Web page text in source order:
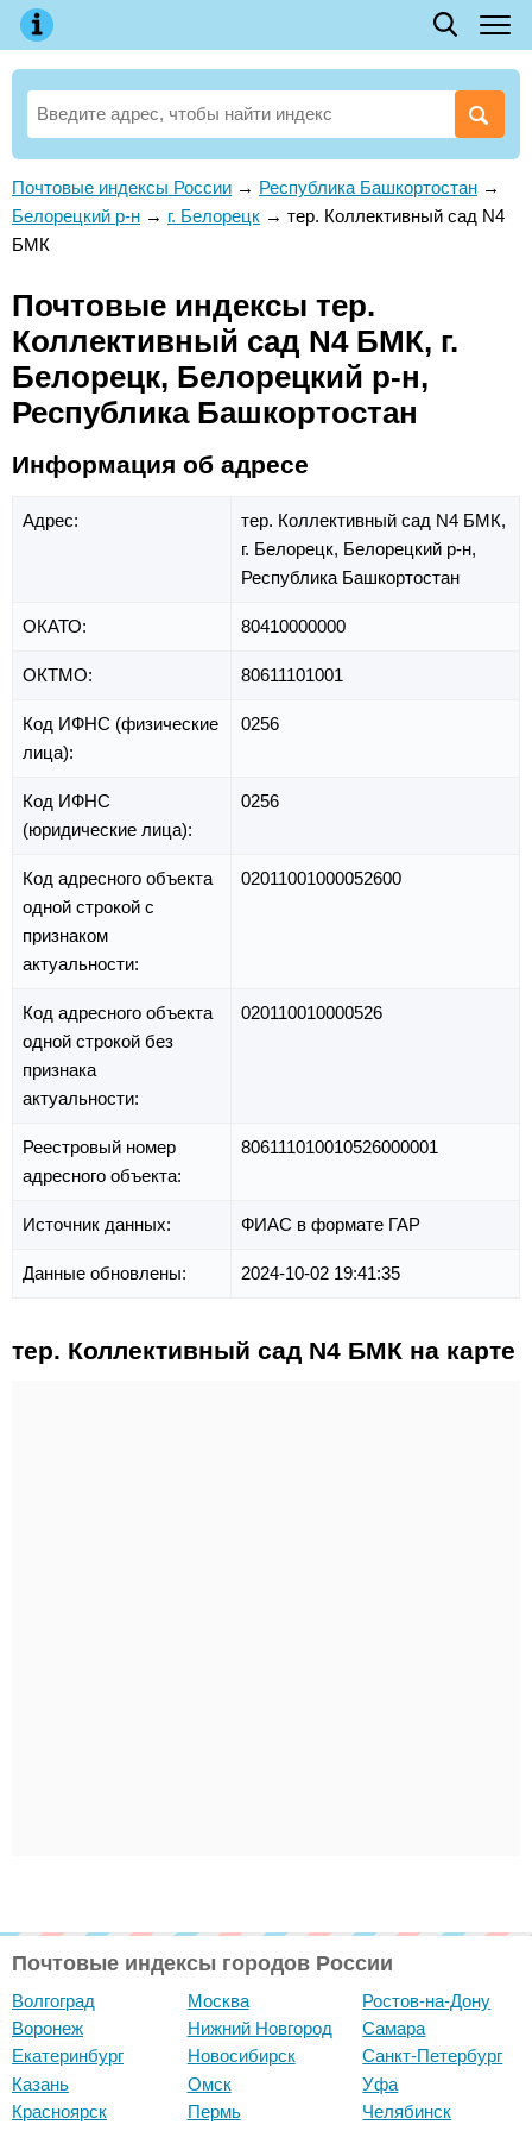
Почтовые индексы России → Республика Башкортостан →
Белорецкий р-н → г. Белорецк → тер. Коллективный сад N4
БМК
Почтовые индексы тер.
Коллективный сад N4 БМК, г.
Белорецк, Белорецкий р-н,
Республика Башкортостан
Информация об адресе
Адрес:
тер. Коллективный сад N4 БМК,
г. Белорецк, Белорецкий р-н,
Республика Башкортостан
ОКАТО: 80410000000
ОКТМО: 80611101001
Код ИФНС (физические
лица):
0256
Код ИФНС
(юридические лица):
0256
Код адресного объекта
одной строкой с
признаком
актуальности:
02011001000052600
Код адресного объекта
одной строкой без
признака
актуальности:
020110010000526
Реестровый номер
адресного объекта:
806111010010526000001
Источник данных: ФИАС в формате ГАР
Данные обновлены: 2024-10-02 19:41:35
тер. Коллективный сад N4 БМК на карте
Почтовые индексы городов России
Волгоград
Воронеж
Екатеринбург
Казань
Красноярск
Москва
Нижний Новгород
Новосибирск
Омск
Пермь
Ростов-на-Дону
Самара
Санкт-Петербург
Уфа
Челябинск